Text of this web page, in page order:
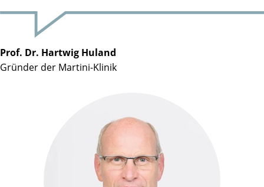
Prof. Dr. Hartwig Huland
Gründer der Martini-Klinik